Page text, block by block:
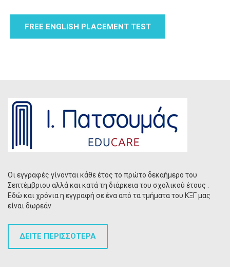
FREE ENGLISH PLACEMENT TEST
Οι εγγραφές γίνονται κάθε έτος το πρώτο δεκαήμερο του
Σεπτέμβριου αλλά και κατά τη διάρκεια του σχολικού έτους .
Εδώ και χρόνια η εγγραφή σε ένα από τα τμήματα του ΚΞΓ μας
είναι δωρεάν
ΔΕΙΤΕ ΠΕΡΙΣΣΟΤΕΡΑ